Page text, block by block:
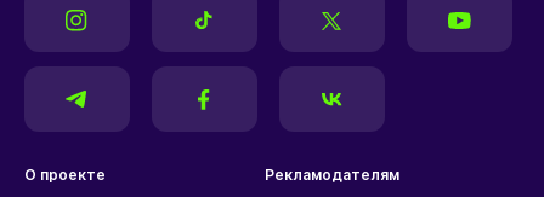
О проекте Рекламодателям